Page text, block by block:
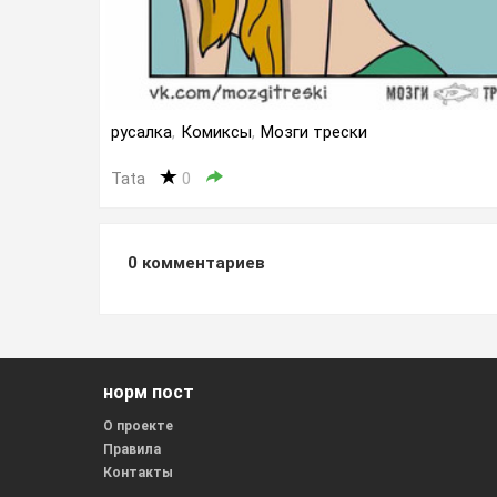
русалка, Комиксы, Мозги трески
Tata 0
0 комментариев
норм пост
О проекте
Правила
Контакты